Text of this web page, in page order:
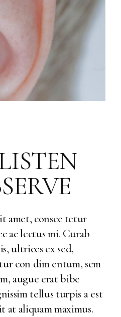
amet, consec tetur
ac lectus mi. Curab
ultrices ex sed,
con dim entum, sem
augue erat bibe
tellus turpis a est
aliquam maximus.